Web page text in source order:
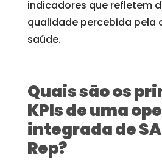
indicadores que refletem
qualidade percebida pela
saúde.
Quais são os
KPIs de uma
integrada de
Rep?